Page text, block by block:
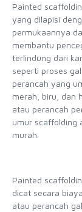
Painted
yang dilapisi
permukaannya
membantu
terlindung dari
seperti proses
perancah yang
merah, biru, dan
atau perancah
umur scaffolding
murah.
Painted
dicat secara
atau perancah